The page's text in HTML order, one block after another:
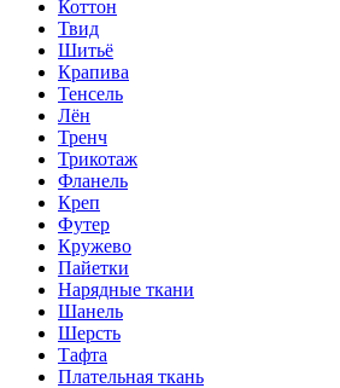
Коттон
Твид
Шитьё
Крапива
Тенсель
Лён
Тренч
Трикотаж
Фланель
Креп
Футер
Кружево
Пайетки
Нарядные ткани
Шанель
Шерсть
Тафта
Плательная ткань